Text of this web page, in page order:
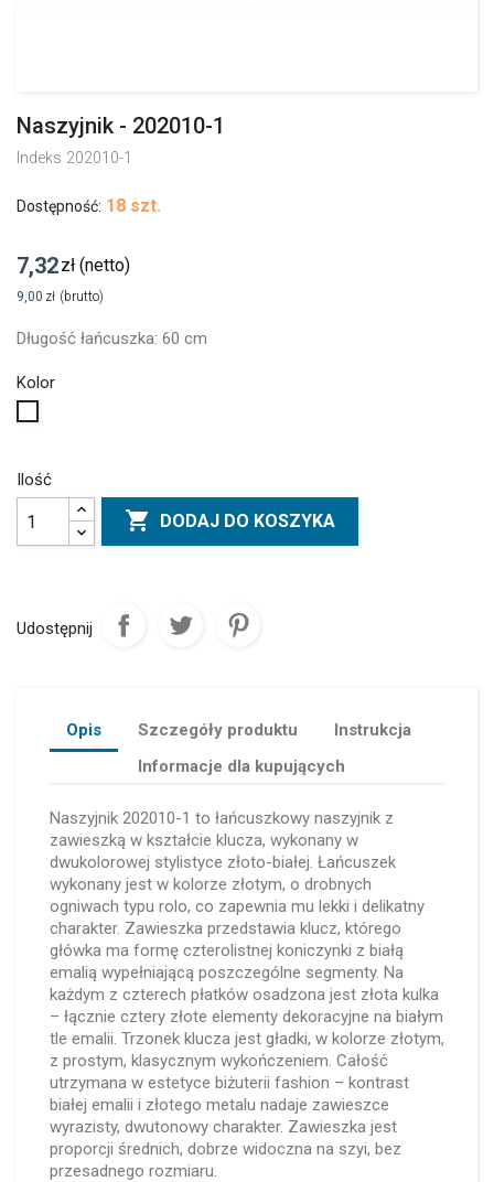
Naszyjnik - 202010-1
Indeks 202010-1
Dostępność: 18 szt.
7,32zł (netto)
9,00 zł (brutto)
Długość łańcuszka: 60 cm
Kolor
Ilość
 DODAJ DO KOSZYKA
Udostępnij
Opis Szczegóły produktu
Instrukcja
Informacje dla kupujących
Naszyjnik 202010-1 to łańcuszkowy naszyjnik z
zawieszką w kształcie klucza, wykonany w
dwukolorowej stylistyce złoto-białej. Łańcuszek
wykonany jest w kolorze złotym, o drobnych
ogniwach typu rolo, co zapewnia mu lekki i delikatny
charakter. Zawieszka przedstawia klucz, którego
główka ma formę czterolistnej koniczynki z białą
emalią wypełniającą poszczególne segmenty. Na
każdym z czterech płatków osadzona jest złota kulka
– łącznie cztery złote elementy dekoracyjne na białym
tle emalii. Trzonek klucza jest gładki, w kolorze złotym,
z prostym, klasycznym wykończeniem. Całość
utrzymana w estetyce biżuterii fashion – kontrast
białej emalii i złotego metalu nadaje zawieszce
wyrazisty, dwutonowy charakter. Zawieszka jest
proporcji średnich, dobrze widoczna na szyi, bez
przesadnego rozmiaru.